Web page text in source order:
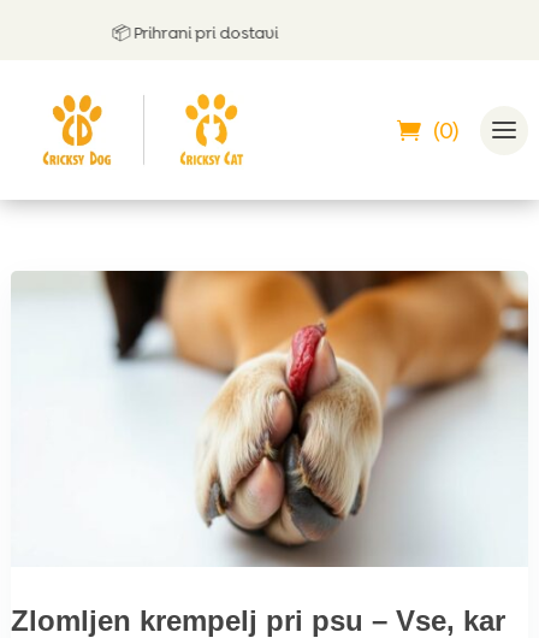
📦 Prihrani pri dostavi
(0)
Zlomljen krempelj pri psu – Vse, kar